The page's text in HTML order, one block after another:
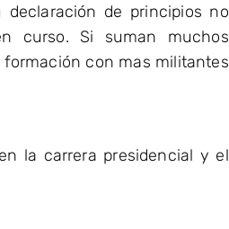
de principios no
curso. Si suman muchos
con mas militantes
la carrera presidencial y el